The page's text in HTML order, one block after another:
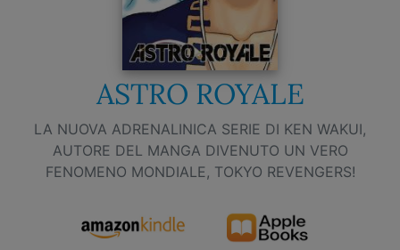
ASTRO ROYALE
LA NUOVA ADRENALINICA SERIE DI KEN WAKUI,
AUTORE DEL MANGA DIVENUTO UN VERO
FENOMENO MONDIALE, TOKYO REVENGERS!